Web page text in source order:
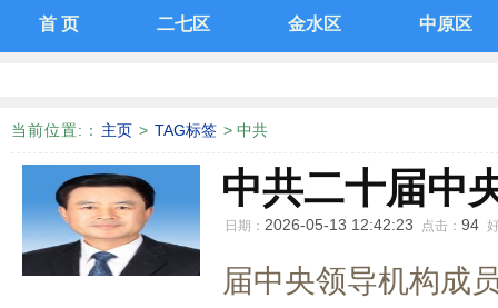
首 页 二七区 金水区 中原区
当前位置: ： 主页 > TAG标签 > 中共
中共二十届中
日期： 2026-05-13 12:42:23 点击： 94
届中央领导机构成